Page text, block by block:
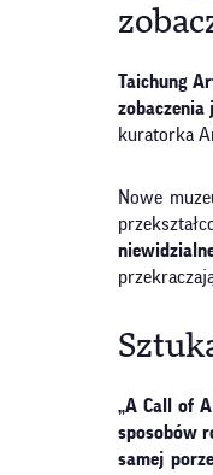
Taichung
zobaczenia
kuratorka
Nowe
„A Call of
sposobów
samej